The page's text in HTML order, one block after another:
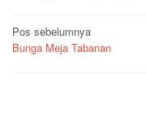
Navigasi
pos
Pos sebelumnya
Bunga Meja Tabanan